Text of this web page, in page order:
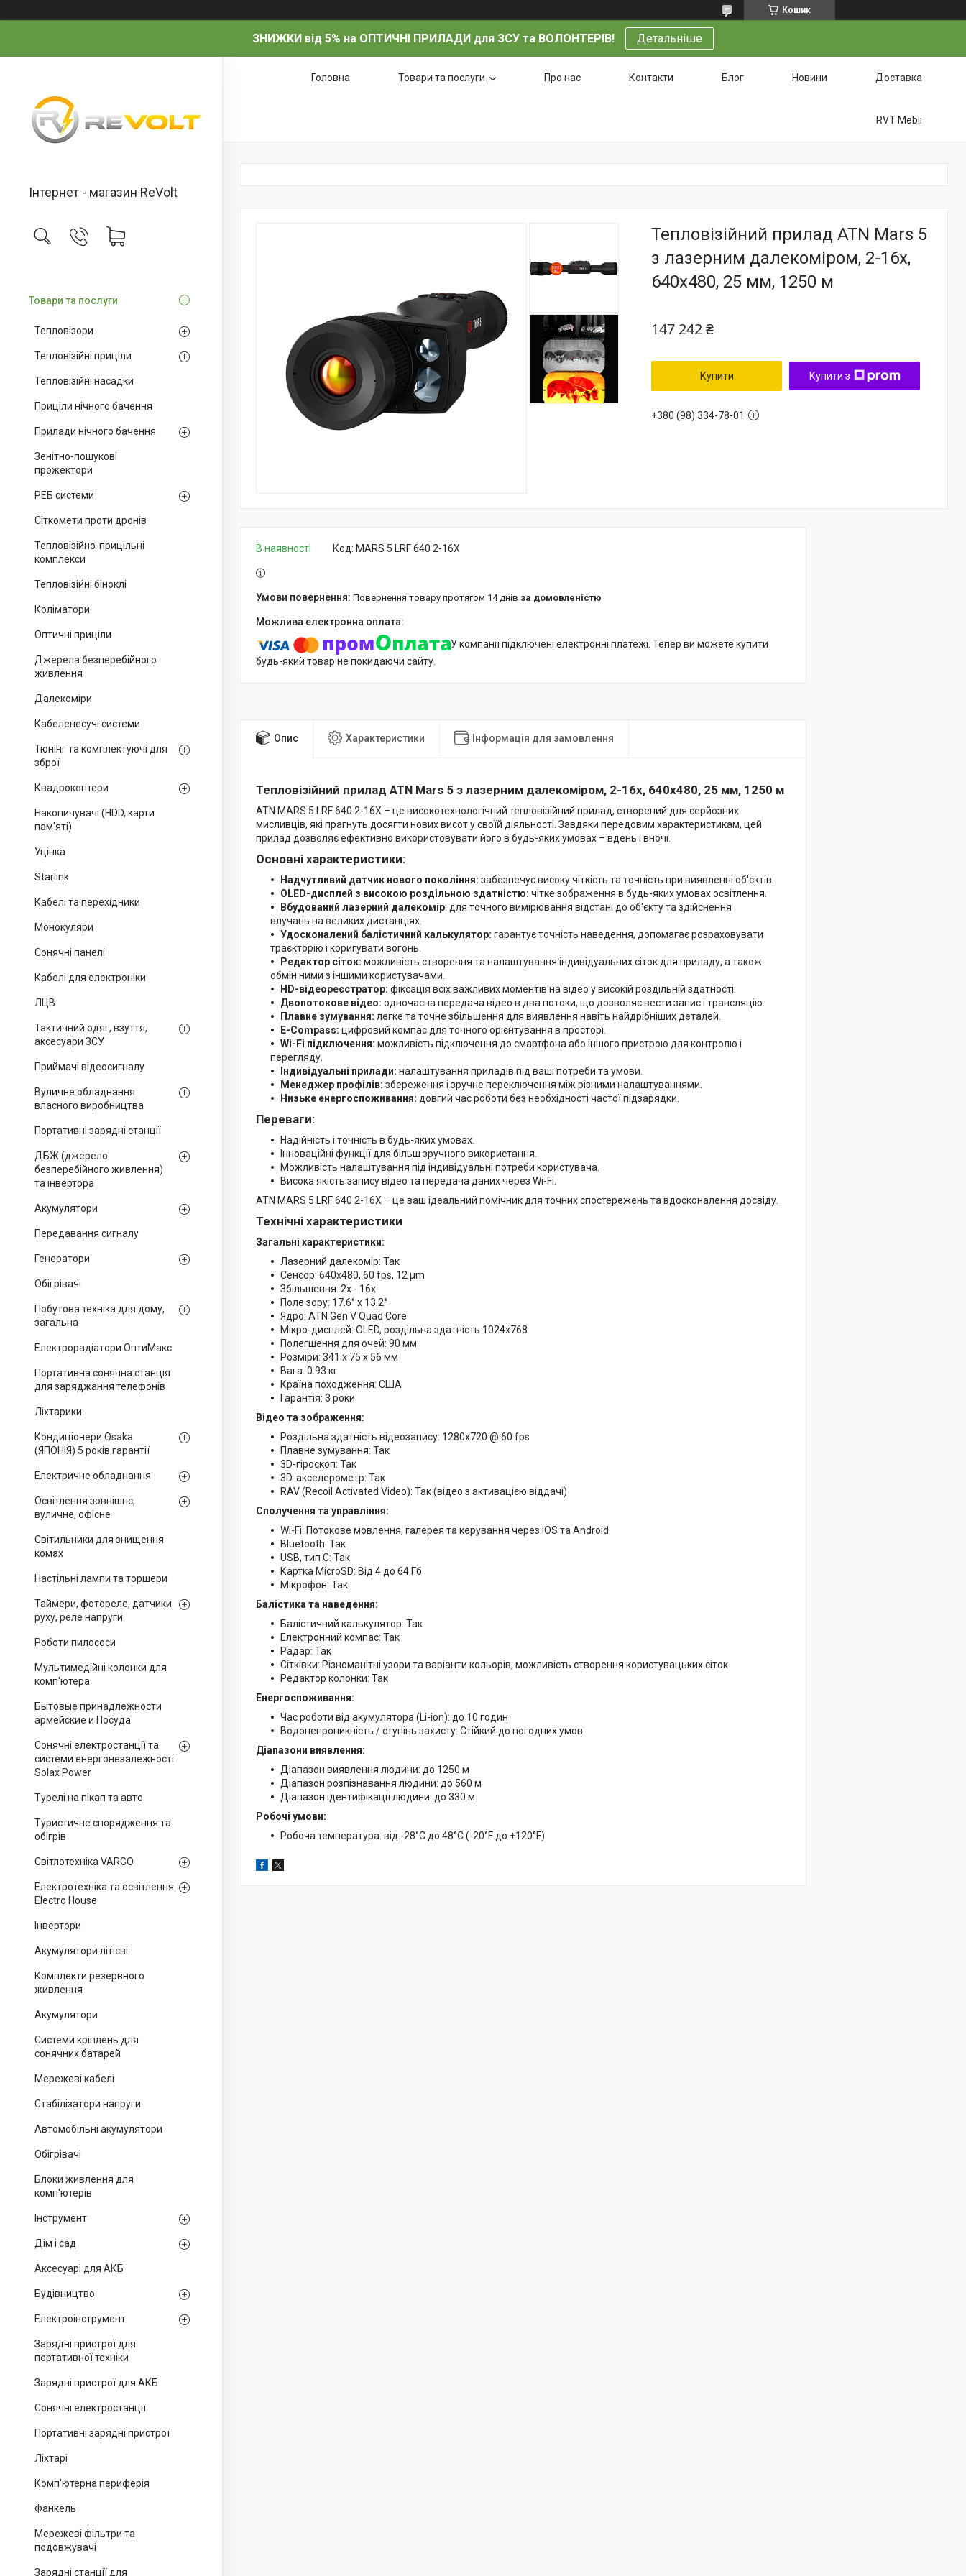
Кошик
ЗНИЖКИ від 5% на ОПТИЧНІ ПРИЛАДИ для ЗСУ та ВОЛОНТЕРІВ! Детальніше
Інтернет - магазин ReVolt
Товари та послуги
Тепловізори
Тепловізійні приціли
Тепловізійні насадки
Приціли нічного бачення
Прилади нічного бачення
Зенітно-пошукові
прожектори
РЕБ системи
Сіткомети проти дронів
Тепловізійно-прицільні
комплекси
Тепловізійні біноклі
Коліматори
Оптичні приціли
Джерела безперебійного
живлення
Далекоміри
Кабеленесучі системи
Тюнінг та комплектуючі для
зброї
Квадрокоптери
Накопичувачі (HDD, карти
пам'яті)
Уцінка
Starlink
Кабелі та перехідники
Монокуляри
Сонячні панелі
Кабелі для електроніки
ЛЦВ
Тактичний одяг, взуття,
аксесуари ЗСУ
Приймачі відеосигналу
Вуличне обладнання
власного виробництва
Портативні зарядні станції
ДБЖ (джерело
безперебійного живлення)
та інвертора
Акумулятори
Передавання сигналу
Генератори
Обігрівачі
Побутова техніка для дому,
загальна
Електрорадіатори ОптиМакс
Портативна сонячна станція
для заряджання телефонів
Ліхтарики
Кондиціонери Osaka
(ЯПОНІЯ) 5 років гарантії
Електричне обладнання
Освітлення зовнішнє,
вуличне, офісне
Світильники для знищення
комах
Настільні лампи та торшери
Таймери, фотореле, датчики
руху, реле напруги
Роботи пилососи
Мультимедійні колонки для
комп'ютера
Бытовые принадлежности
армейские и Посуда
Сонячні електростанції та
системи енергонезалежності
Solax Power
Турелі на пікап та авто
Туристичне спорядження та
обігрів
Світлотехніка VARGO
Електротехніка та освітлення
Electro House
Інвертори
Акумулятори літієві
Комплекти резервного
живлення
Акумулятори
Системи кріплень для
сонячних батарей
Мережеві кабелі
Стабілізатори напруги
Автомобільні акумулятори
Обігрівачі
Блоки живлення для
комп'ютерів
Інструмент
Дім і сад
Аксесуарі для АКБ
Будівництво
Електроінструмент
Зарядні пристрої для
портативної техніки
Зарядні пристрої для АКБ
Сонячні електростанції
Портативні зарядні пристрої
Ліхтарі
Комп'ютерна периферія
Фанкель
Мережеві фільтри та
подовжувачі
Зарядні станції для
Головна Товари та послуги Про нас Контакти Блог Новини Доставка
RVT Mebli
Тепловізійний прилад ATN Mars 5
з лазерним далекоміром, 2-16x,
640x480, 25 мм, 1250 м
147 242 ₴
Купити Купити з
+380 (98) 334-78-01
В наявності Код: MARS 5 LRF 640 2-16X
повернення товару протягом 14 днів за домовленістю
У компанії підключені електронні платежі. Тепер ви можете купити
будь-який товар не покидаючи сайту.
Опис Характеристики Інформація для замовлення
Тепловізійний прилад ATN Mars 5 з лазерним далекоміром, 2-16x, 640x480, 25 мм, 1250 м
ATN MARS 5 LRF 640 2-16X – це високотехнологічний тепловізійний прилад, створений для серйозних
мисливців, які прагнуть досягти нових висот у своїй діяльності. Завдяки передовим характеристикам, цей
прилад дозволяє ефективно використовувати його в будь-яких умовах – вдень і вночі.
Основні характеристики:
Надчутливий датчик нового покоління: забезпечує високу чіткість та точність при виявленні об'єктів.
OLED-дисплей з високою роздільною здатністю: чітке зображення в будь-яких умовах освітлення.
Вбудований лазерний далекомір: для точного вимірювання відстані до об'єкту та здійснення
влучань на великих дистанціях.
Удосконалений балістичний калькулятор: гарантує точність наведення, допомагає розраховувати
траєкторію і коригувати вогонь.
Редактор сіток: можливість створення та налаштування індивідуальних сіток для приладу, а також
обмін ними з іншими користувачами.
HD-відеореєстратор: фіксація всіх важливих моментів на відео у високій роздільній здатності.
Двопотокове відео: одночасна передача відео в два потоки, що дозволяє вести запис і трансляцію.
Плавне зумування: легке та точне збільшення для виявлення навіть найдрібніших деталей.
E-Compass: цифровий компас для точного орієнтування в просторі.
Wi-Fi підключення: можливість підключення до смартфона або іншого пристрою для контролю і
перегляду.
Індивідуальні прилади: налаштування приладів під ваші потреби та умови.
Менеджер профілів: збереження і зручне переключення між різними налаштуваннями.
Низьке енергоспоживання: довгий час роботи без необхідності частої підзарядки.
Переваги:
Надійність і точність в будь-яких умовах.
Інноваційні функції для більш зручного використання.
Можливість налаштування під індивідуальні потреби користувача.
Висока якість запису відео та передача даних через Wi-Fi.
ATN MARS 5 LRF 640 2-16X – це ваш ідеальний помічник для точних спостережень та вдосконалення досвіду.
Технічні характеристики
Загальні характеристики:
Лазерний далекомір: Так
Сенсор: 640x480, 60 fps, 12 µm
Збільшення: 2x - 16x
Поле зору: 17.6° x 13.2°
Ядро: ATN Gen V Quad Core
Мікро-дисплей: OLED, роздільна здатність 1024x768
Полегшення для очей: 90 мм
Розміри: 341 x 75 x 56 мм
Вага: 0.93 кг
Країна походження: США
Гарантія: 3 роки
Відео та зображення:
Роздільна здатність відеозапису: 1280x720 @ 60 fps
Плавне зумування: Так
3D-гіроскоп: Так
3D-акселерометр: Так
RAV (Recoil Activated Video): Так (відео з активацією віддачі)
Сполучення та управління:
Wi-Fi: Потокове мовлення, галерея та керування через iOS та Android
Bluetooth: Так
USB, тип C: Так
Картка MicroSD: Від 4 до 64 Гб
Мікрофон: Так
Балістика та наведення:
Балістичний калькулятор: Так
Електронний компас: Так
Радар: Так
Сітківки: Різноманітні узори та варіанти кольорів, можливість створення користувацьких сіток
Редактор колонки: Так
Енергоспоживання:
Час роботи від акумулятора (Li-ion): до 10 годин
Водонепроникність / ступінь захисту: Стійкий до погодних умов
Діапазони виявлення:
Діапазон виявлення людини: до 1250 м
Діапазон розпізнавання людини: до 560 м
Діапазон ідентифікації людини: до 330 м
Робочі умови:
Робоча температура: від -28°C до 48°C (-20°F до +120°F)